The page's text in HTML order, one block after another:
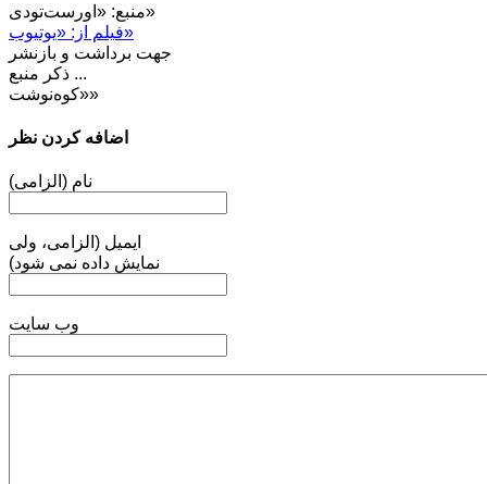
منبع: «اورست‌تودی»
فیلم از: «یوتیوب»
جهت برداشت و بازنشر
... ذکر منبع
«کوه‌نوشت»
اضافه کردن نظر
نام (الزامی)
ایمیل (الزامی، ولی
نمایش داده نمی شود)
وب سایت